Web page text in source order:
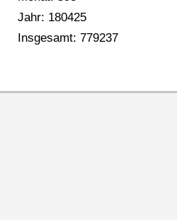
Jahr: 180425
Insgesamt: 779237